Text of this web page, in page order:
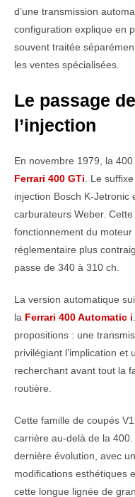
d’une transmission
configuration explique en
souvent traitée
les ventes spécialisées.
Le passage
l’injection
En novembre 1979, la
Ferrari 400 GTi . Le
injection Bosch K-Jetronic
carburateurs Weber.
fonctionnement du
réglementaire plus
passe de 340 à 310 ch.
La version automatique
la Ferrari 400 Automatic i
propositions : une
privilégiant l’implication
recherchant avant tout la
routière.
Cette famille de coupés
carrière au-delà de la 400.
dernière évolution, avec
modifications esthétiques
cette longue lignée de